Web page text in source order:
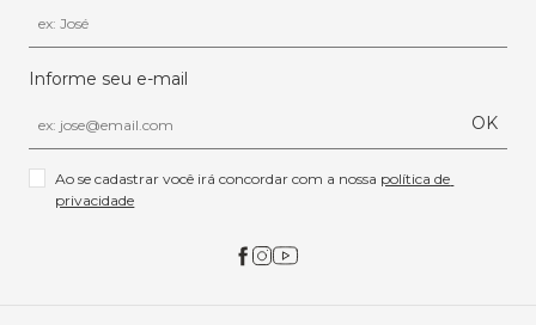
Informe seu e-mail
OK
Ao se cadastrar você irá concordar com a nossa política de
privacidade